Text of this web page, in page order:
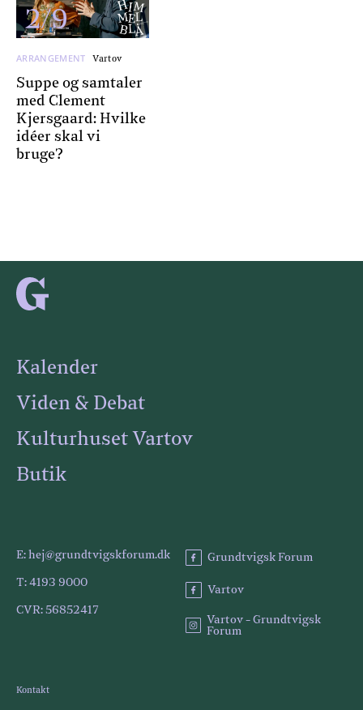
2/9
ARRANGEMENT Vartov
Suppe og samtaler
med Clement
Kjersgaard: Hvilke
idéer skal vi
bruge?
Kalender
Viden & Debat
Kulturhuset Vartov
Butik
E: hej@grundtvigskforum.dk
T: 4193 9000
CVR: 56852417
Grundtvigsk Forum
Vartov
Vartov - Grundtvigsk
Forum
Kontakt